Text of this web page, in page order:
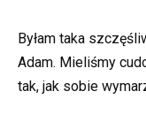
Byłam taka
Adam. Mieliśmy
tak, jak sobie